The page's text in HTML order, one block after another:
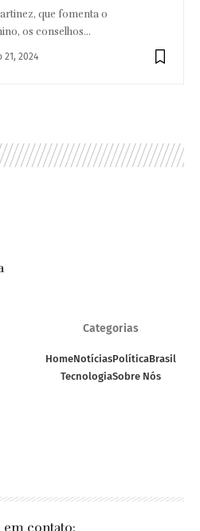
que fomenta o
os conselhos…
2024
Categorias
HomeNotíciasPolíticaBrasil
TecnologiaSobre Nós
em contato: